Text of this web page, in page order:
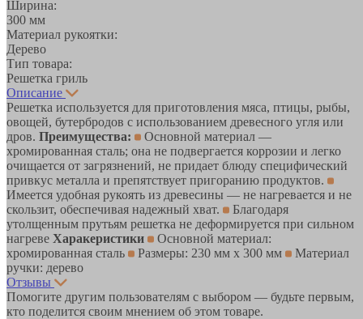
Ширина:
300 мм
Материал рукоятки:
Дерево
Тип товара:
Решетка гриль
Описание
Решетка используется для приготовления мяса, птицы, рыбы,
овощей, бутербродов с использованием древесного угля или
дров. Преимущества:
Основной материал —
хромированная сталь; она не подвергается коррозии и легко
очищается от загрязнений, не придает блюду специфический
привкус металла и препятствует пригоранию продуктов.
Имеется удобная рукоять из древесины — не нагревается и не
скользит, обеспечивая надежный хват.
Благодаря
утолщенным прутьям решетка не деформируется при сильном
нагреве Харакеристики
Основной материал:
хромированная сталь
Размеры: 230 мм х 300 мм
Материал
ручки: дерево
Отзывы
Помогите другим пользователям с выбором — будьте первым,
кто поделится своим мнением об этом товаре.